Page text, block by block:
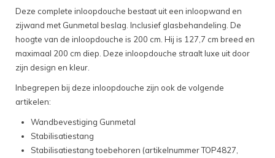
Deze complete inloopdouche bestaat uit een inloopwand en
zijwand met Gunmetal beslag. Inclusief glasbehandeling. De
hoogte van de inloopdouche is 200 cm. Hij is 127,7 cm breed en
maximaal 200 cm diep. Deze inloopdouche straalt luxe uit door
zijn design en kleur.
Inbegrepen bij deze inloopdouche zijn ook de volgende
artikelen:
Wandbevestiging Gunmetal
Stabilisatiestang
Stabilisatiestang toebehoren (artikelnummer TOP4827,